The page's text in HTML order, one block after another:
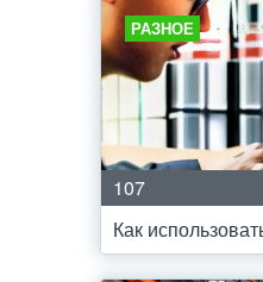
РАЗНОЕ
107
Как